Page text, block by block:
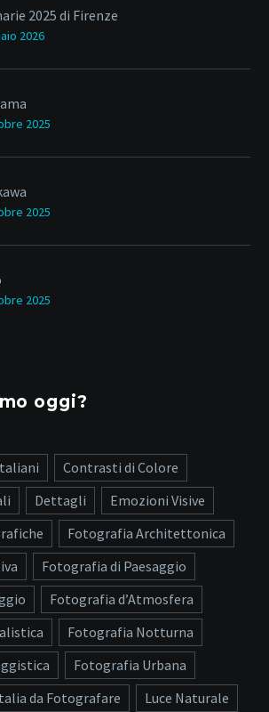
2025 di Firenze
2026
2025
2025
2025
oggi?
Contrasti di Colore
Dettagli
Emozioni Visive
Fotografia Architettonica
Fotografia di Paesaggio
Fotografia d’Atmosfera
Fotografia Notturna
Fotografia Urbana
da Fotografare
Luce Naturale